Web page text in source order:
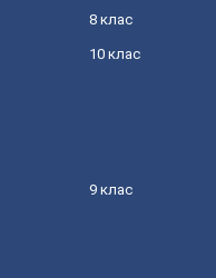
8 клас
10 клас
9 клас